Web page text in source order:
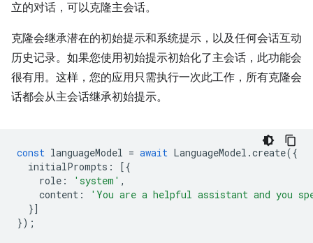
立的对话，可以克隆主会话。
克隆会继承潜在的初始提示和系统提示，以及任何会话互动
历史记录。如果您使用初始提示初始化了主会话，此功能会
很有用。这样，您的应用只需执行一次此工作，所有克隆会
话都会从主会话继承初始提示。
const languageModel = await LanguageModel .create({
initialPrompts :
[{
role : 'system' ,
content :
'You are a helpful assistant and you
}]
});